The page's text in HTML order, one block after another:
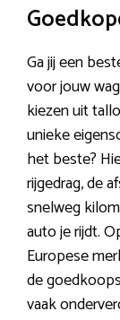
Ga jij een
voor jouw
kiezen uit
unieke
het beste?
rijgedrag, de
snelweg
auto je rijdt.
Europese
de
vaak